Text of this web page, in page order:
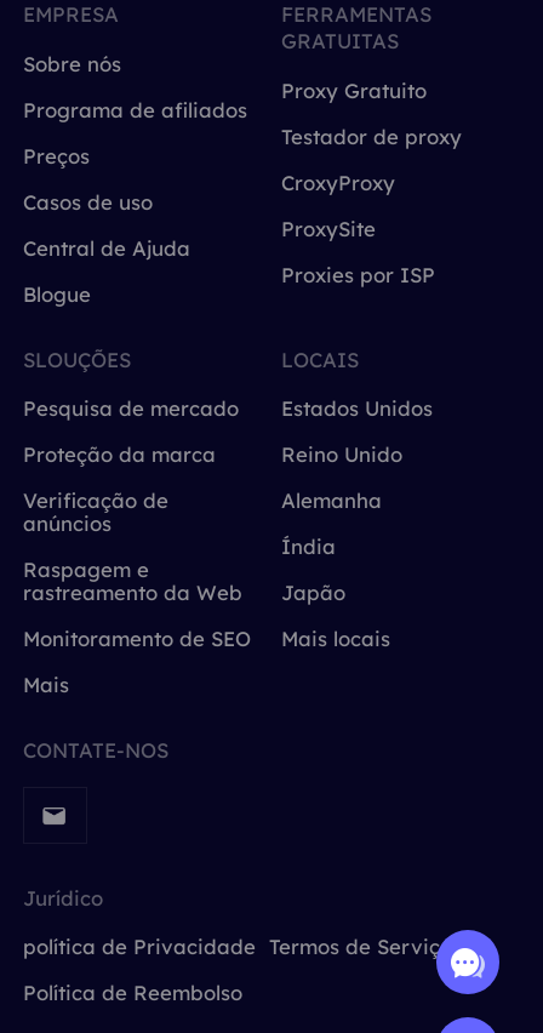
EMPRESA
Sobre nós
Programa de afiliados
Preços
Casos de uso
Central de Ajuda
Blogue
FERRAMENTAS
GRATUITAS
Proxy Gratuito
Testador de proxy
CroxyProxy
ProxySite
Proxies por ISP
SLOUÇÕES
Pesquisa de mercado
Proteção da marca
Verificação de
anúncios
Raspagem e
rastreamento da Web
Monitoramento de SEO
Mais
LOCAIS
Estados Unidos
Reino Unido
Alemanha
Índia
Japão
Mais locais
CONTATE-NOS
Jurídico
política de Privacidade Termos de Serviço
Política de Reembolso